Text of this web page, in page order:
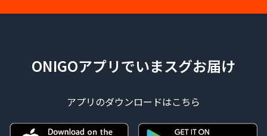
ONIGOアプリでいまスグお届け
アプリのダウンロードはこちら